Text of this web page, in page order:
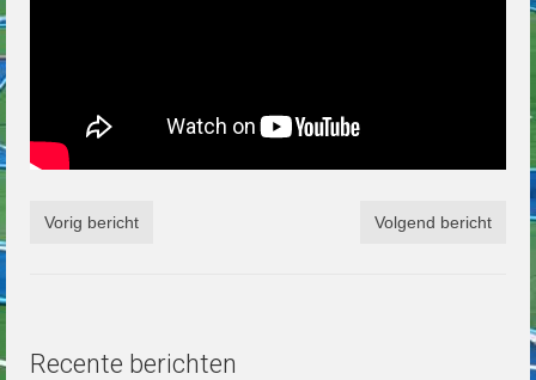
Vorig bericht Volgend bericht
Recente berichten